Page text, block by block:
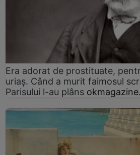
Era adorat de prostituate,
uriaș. Când a murit faimosul
Parisului l-au plâns